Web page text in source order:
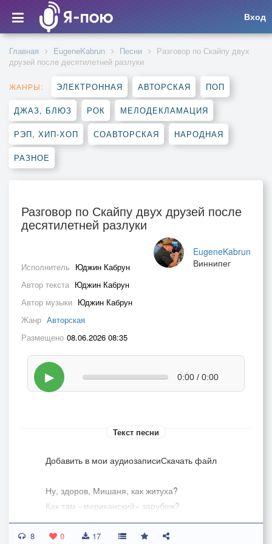
Вход
Главная EugeneKabrun Песни
Разговор по Скайпу двух
друзей после десятилетней разлуки
ЖАНРЫ: ЭЛЕКТРОННАЯ АВТОРСКАЯ ПОП
ДЖАЗ, БЛЮЗ РОК МЕЛОДЕКЛАМАЦИЯ
РЭП, ХИП-ХОП СОАВТОРСКАЯ НАРОДНАЯ
РАЗНОЕ
Разговор по Скайпу двух друзей после
десятилетней разлуки
EugeneKabrun
Виннипег
Исполнитель Юджин Кабрун
Автор текста Юджин Кабрун
Автор музыки Юджин Кабрун
Жанр Авторская
Размещено 08.06.2026 08:35
▶ 0:00 / 0:00
Текст песни
Добавить в мои аудиозаписиСкачать файл
­Ну, здоров, Мишаня, как житуха?
Как там «мериканский» зарубеж?
Говорят, у вас сейчас не пруха,
Голодранцы подняли мятеж.
8 0 17